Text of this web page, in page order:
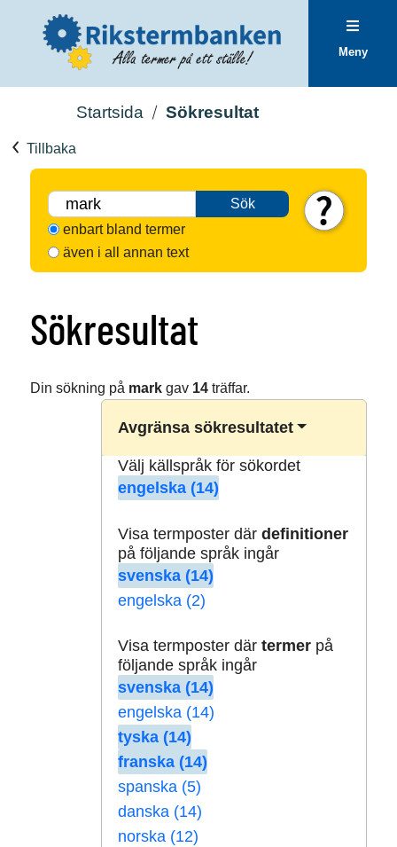
Meny
Startsida Sökresultat
Tillbaka
Sök
enbart bland termer
även i all annan text
Sökresultat
Din sökning på markgav 14träffar.
Avgränsa sökresultatet
Välj källspråk för sökordet
engelska (14)
Visa termposter där definitioner
på följande språk ingår
svenska (14)
engelska (2)
Visa termposter där termerpå
följande språk ingår
svenska (14)
engelska (14)
tyska (14)
franska (14)
spanska (5)
danska (14)
norska (12)